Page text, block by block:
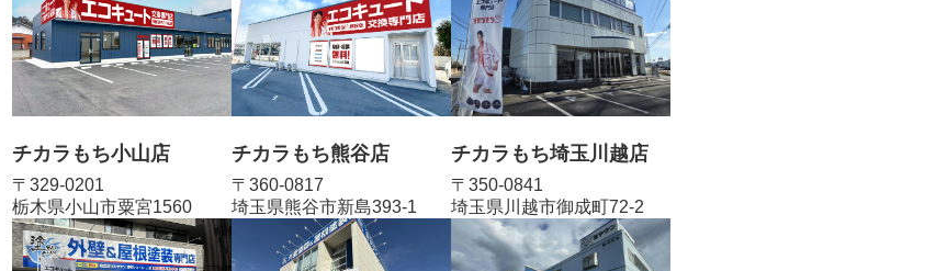
チカラもち小山店
〒329-0201
栃木県小山市粟宮1560
チカラもち熊谷店
〒360-0817
埼玉県熊谷市新島393-1
チカラもち埼玉川越店
〒350-0841
埼玉県川越市御成町72-2